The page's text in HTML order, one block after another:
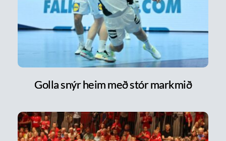
Golla snýr heim með stór markmið